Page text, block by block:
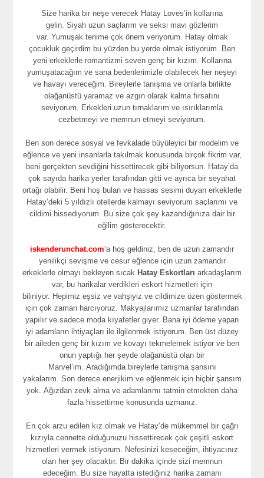
Size harika bir neşe verecek Hatay Loves’in kollarına
gelin. Siyah uzun saçlarım ve seksi mavi gözlerim
var. Yumuşak tenime çok önem veriyorum. Hatay olmak
çocukluk geçirdim bu yüzden bu yerde olmak istiyorum. Ben
yeni erkeklerle romantizmi seven genç bir kızım. Kollarına
yumuşatacağım ve sana bedenlerimizle olabilecek her neşeyi
ve havayı vereceğim. Bireylerle tanışma ve onlarla birlikte
olağanüstü yaramaz ve azgın olarak kalma fırsatını
seviyorum. Erkekleri uzun tırnaklarım ve ısırıklarımla
cezbetmeyi ve memnun etmeyi seviyorum.
Ben son derece sosyal ve fevkalade büyüleyici bir modelim ve
eğlence ve yeni insanlarla takılmak konusunda birçok fikrim var,
beni gerçekten sevdiğini hissettirecek gibi biliyorsun. Hatay’da
çok sayıda harika yerler tarafından gitti ve ayrıca bir seyahat
ortağı olabilir. Beni hoş bulan ve hassas sesimi duyan erkeklerle
Hatay’deki 5 yıldızlı otellerde kalmayı seviyorum saçlarımı ve
cildimi hissediyorum. Bu size çok şey kazandığınıza dair bir
eğilim gösterecektir.
iskenderunchat.com‘a hoş geldiniz, ben de uzun zamandır
yenilikçi sevişme ve cesur eğlence için uzun zamandır
erkeklerle olmayı bekleyen sıcak Hatay Eskortları arkadaşlarım
var, bu harikalar verdikleri eskort hizmetleri için
biliniyor. Hepimiz eşsiz ve vahşiyiz ve cildimize özen göstermek
için çok zaman harcıyoruz. Makyajlarımız uzmanlar tarafından
yapılır ve sadece moda kıyafetler giyer. Bana iyi ödeme yapan
iyi adamların ihtiyaçları ile ilgilenmek istiyorum. Ben üst düzey
bir aileden genç bir kızım ve kovayı tekmelemek istiyor ve ben
onun yaptığı her şeyde olağanüstü olan bir
Marvel’im. Aradığımda bireylerle tanışma şansını
yakalarım. Son derece enerjikim ve eğlenmek için hiçbir şansım
yok. Ağızdan zevk alma ve adamlarımı tatmin etmekten daha
fazla hissettirme konusunda uzmanız.
En çok arzu edilen kız olmak ve Hatay’de mükemmel bir çağrı
kızıyla cennette olduğunuzu hissettirecek çok çeşitli eskort
hizmetleri vermek istiyorum. Nefesinizi keseceğim, ihtiyacınız
olan her şey olacaktır. Bir dakika içinde sizi memnun
edeceğim. Bu size hayatta istediğiniz harika zamanı